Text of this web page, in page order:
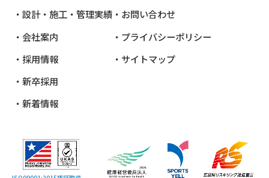
設計・施工・管理実績
会社案内
採用情報
新卒採用
新着情報
お問い合わせ
プライバシーポリシー
サイトマップ